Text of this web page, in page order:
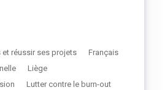
réussir ses projets
Français
Liège
Lutter contre le burn-out